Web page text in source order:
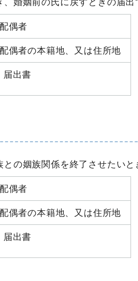
偶者
偶者の本籍地、又は住所地
届出書
の姻族関係を終了させたいと
偶者
偶者の本籍地、又は住所地
届出書